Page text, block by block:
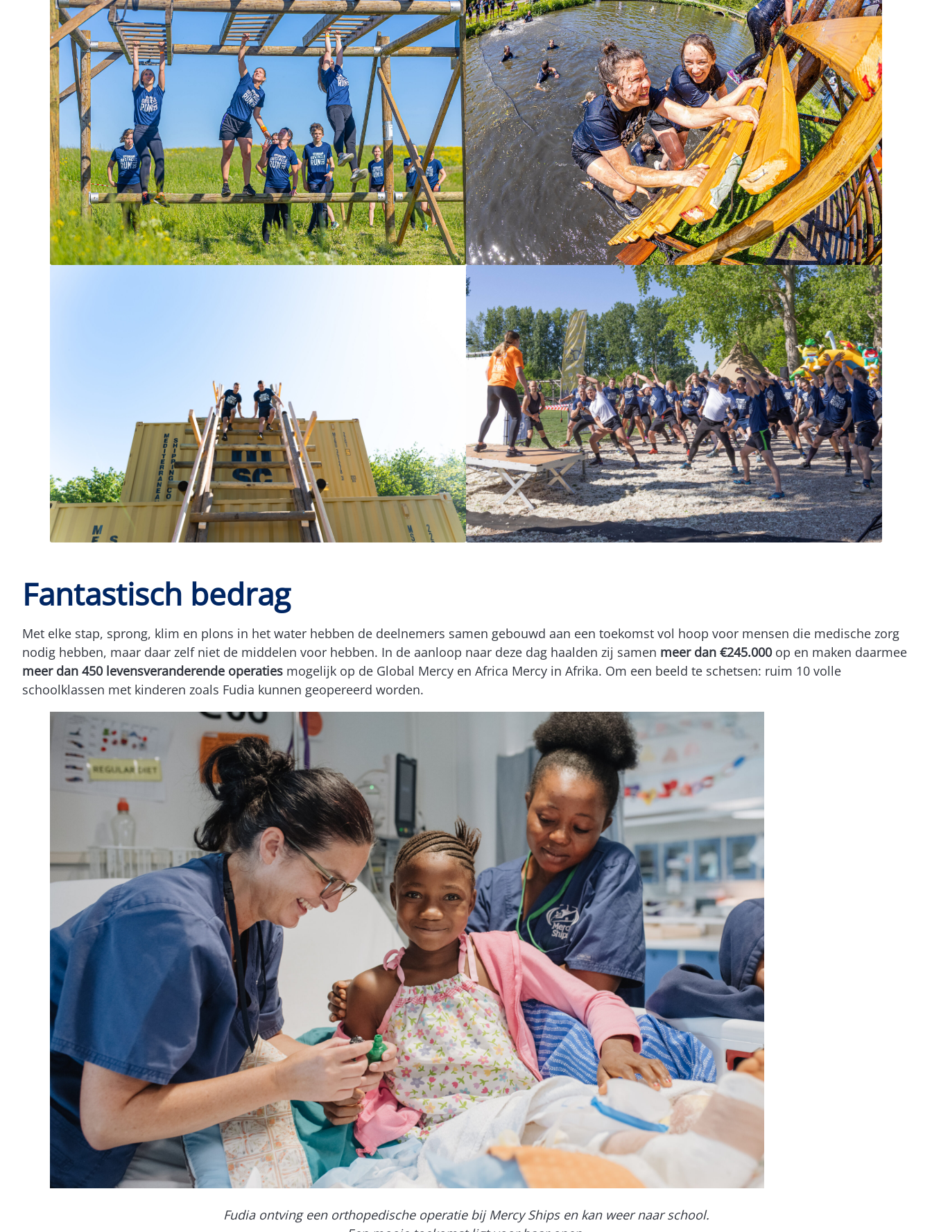
Fantastisch bedrag
Met elke stap, sprong, klim en plons in het water hebben de deelnemers samen gebouwd aan een toekomst vol hoop voor mensen die medische zorg
nodig hebben, maar daar zelf niet de middelen voor hebben. In de aanloop naar deze dag haalden zij samen meer dan €245.000 op en maken daarmee
meer dan 450 levensveranderende operaties mogelijk op de Global Mercy en Africa Mercy in Afrika. Om een beeld te schetsen: ruim 10 volle
schoolklassen met kinderen zoals Fudia kunnen geopereerd worden.
Fudia ontving een orthopedische operatie bij Mercy Ships en kan weer naar school.